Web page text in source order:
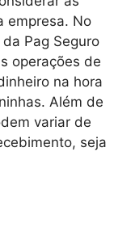
empresa. No
Pag Seguro
operações de
na hora
Além de
variar de
seja